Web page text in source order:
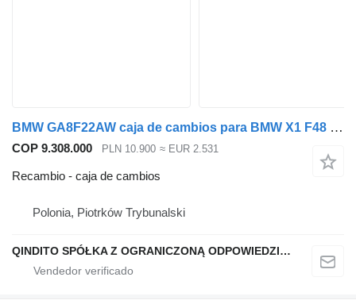
BMW GA8F22AW caja de cambios para BMW X1 F48 coche
COP 9.308.000 PLN 10.900 ≈ EUR 2.531
Recambio - caja de cambios
Polonia, Piotrków Trybunalski
QINDITO SPÓŁKA Z OGRANICZONĄ ODPOWIEDZIALNOŚCIĄ